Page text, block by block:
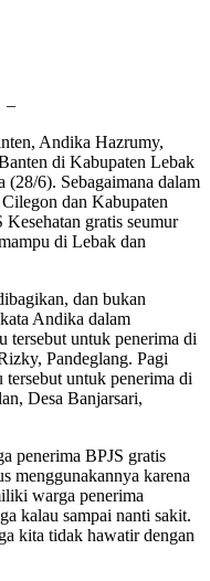
–
Andika Hazrumy,
di Kabupaten Lebak
(28/6). Sebagaimana dalam
dan Kabupaten
gratis seumur
di Lebak dan
dan bukan
Andika dalam
tersebut untuk penerima di
Pandeglang. Pagi
untuk penerima di
Desa Banjarsari,
penerima BPJS gratis
menggunakannya karena
warga penerima
kalau sampai nanti sakit.
kita tidak hawatir dengan